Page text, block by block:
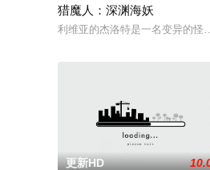
猎魔人：深渊海妖
利维亚的杰洛特是一名变异的怪
更新HD